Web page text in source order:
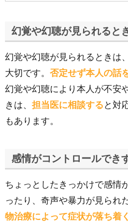
幻覚や幻聴が見られると
幻覚や幻聴が見られるときは
大切です。 否定せず本人の話
幻覚や幻聴により本人が不安
きは、 担当医に相談する と対
もあります。
感情がコントロールでき
ちょっとしたきっかけで感情
ったり、奇声や暴力が見られ
物治療によって症状が落ち着く